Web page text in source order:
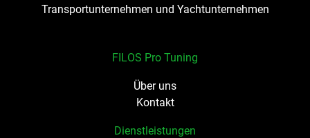
Transportunternehmen und Yachtunternehmen
FILOS Pro Tuning
Über uns
Kontakt
Dienstleistungen